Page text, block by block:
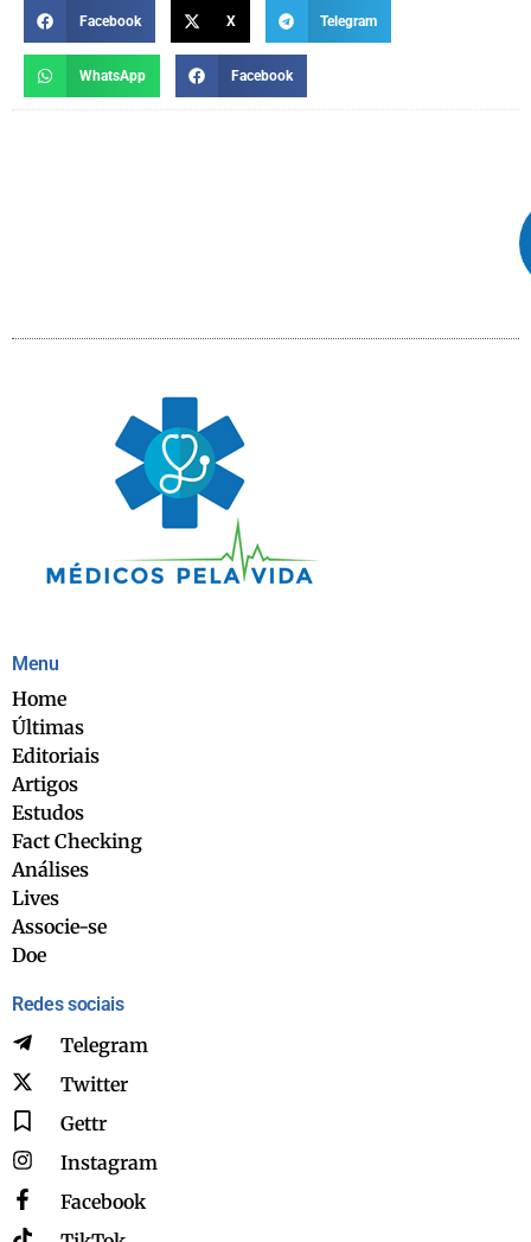
Facebook X Telegram
WhatsApp Facebook
Menu
Home
Últimas
Editoriais
Artigos
Estudos
Fact Checking
Análises
Lives
Associe-se
Doe
Redes sociais
Telegram
Twitter
Gettr
Instagram
Facebook